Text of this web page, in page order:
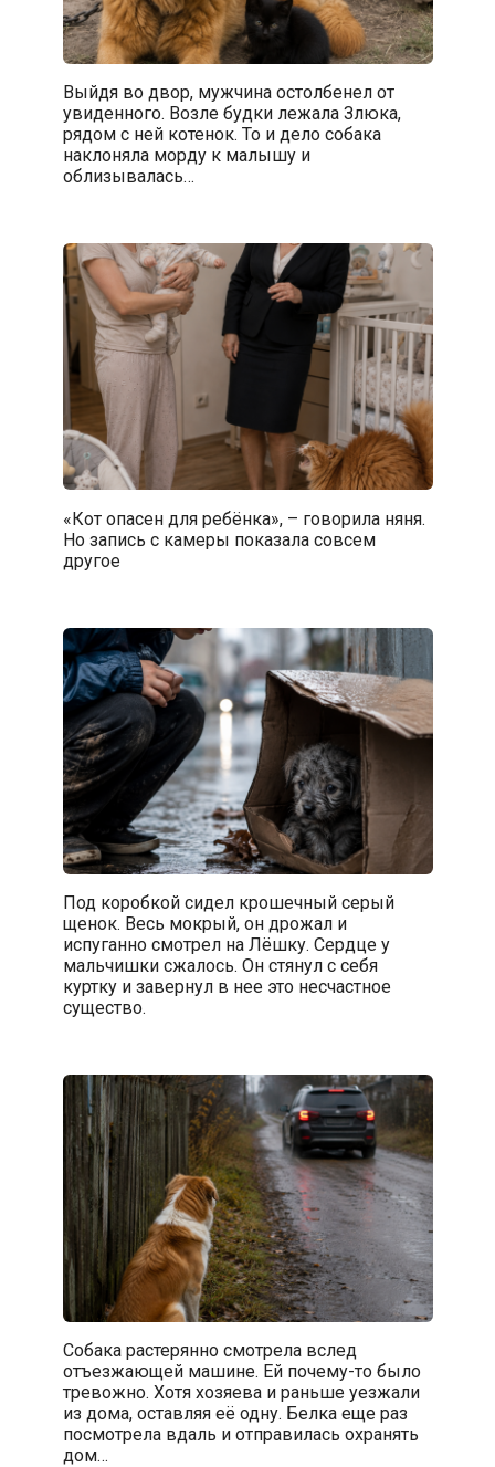
Выйдя во двор, мужчина остолбенел от
увиденного. Возле будки лежала Злюка,
рядом с ней котенок. То и дело собака
наклоняла морду к малышу и
облизывалась…
«Кот опасен для ребёнка», – говорила няня.
Но запись с камеры показала совсем
другое
Под коробкой сидел крошечный серый
щенок. Весь мокрый, он дрожал и
испуганно смотрел на Лёшку. Сердце у
мальчишки сжалось. Он стянул с себя
куртку и завернул в нее это несчастное
существо.
Собака растерянно смотрела вслед
отъезжающей машине. Ей почему-то было
тревожно. Хотя хозяева и раньше уезжали
из дома, оставляя её одну. Белка еще раз
посмотрела вдаль и отправилась охранять
дом…